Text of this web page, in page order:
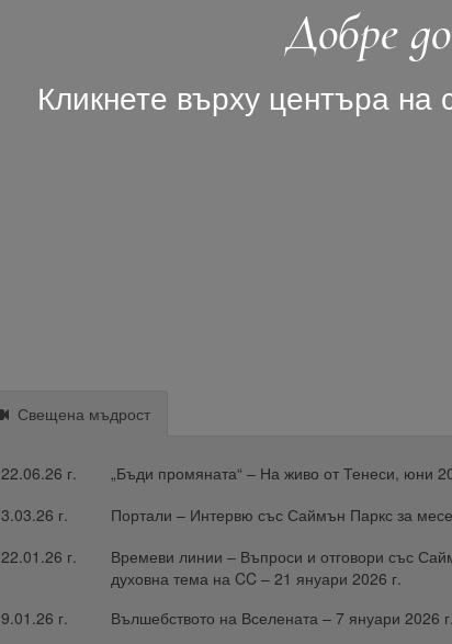
Добре
Кликнете върху центъра на
Свещена мъдрост
22.06.26 г.
„Бъди промяната“ – На живо от Тенеси, юни
3.03.26 г.
Портали – Интервю със Саймън Паркс за
22.01.26 г.
Времеви линии – Въпроси и отговори със
духовна тема на CC – 21 януари 2026 г.
9.01.26 г.
Вълшебството на Вселената – 7 януари 2026 г.